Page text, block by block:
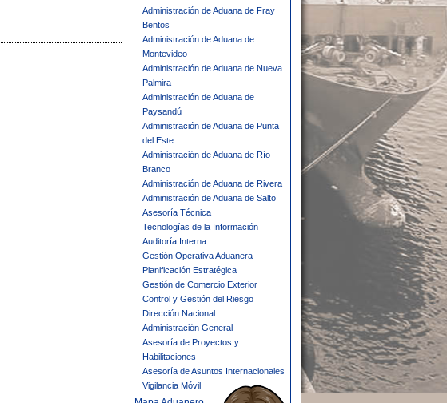
Administración de Aduana de Fray
Bentos
Administración de Aduana de
Montevideo
Administración de Aduana de Nueva
Palmira
Administración de Aduana de
Paysandú
Administración de Aduana de Punta
del Este
Administración de Aduana de Río
Branco
Administración de Aduana de Rivera
Administración de Aduana de Salto
Asesoría Técnica
Tecnologías de la Información
Auditoría Interna
Gestión Operativa Aduanera
Planificación Estratégica
Gestión de Comercio Exterior
Control y Gestión del Riesgo
Dirección Nacional
Administración General
Asesoría de Proyectos y
Habilitaciones
Asesoría de Asuntos Internacionales
Vigilancia Móvil